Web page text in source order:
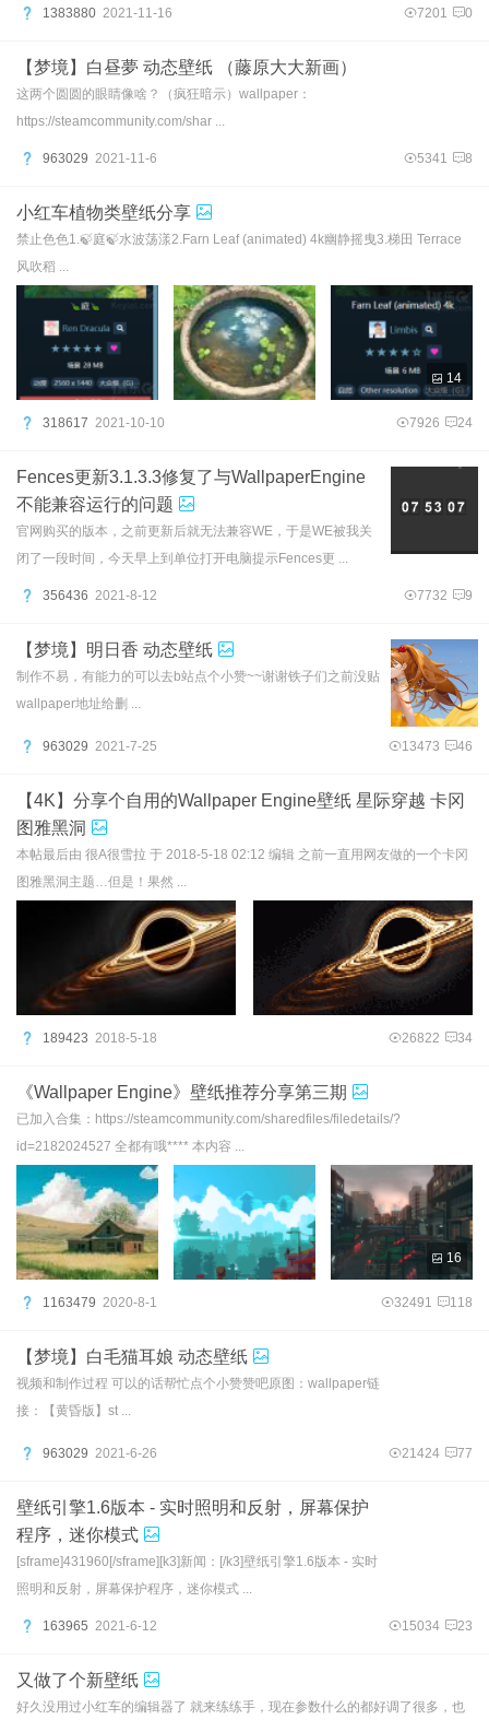
1383880 2021-11-16 7201 0
【梦境】白昼夢 动态壁纸 （藤原大大新画）
这两个圆圆的眼睛像啥？（疯狂暗示）wallpaper：
https://steamcommunity.com/shar ...
963029 2021-11-6 5341 8
小红车植物类壁纸分享
禁止色色1.🍃庭🍃水波荡漾2.Farn Leaf (animated) 4k幽静摇曳3.梯田 Terrace
风吹稻 ...
14
318617 2021-10-10 7926 24
Fences更新3.1.3.3修复了与WallpaperEngine
不能兼容运行的问题
官网购买的版本，之前更新后就无法兼容WE，于是WE被我关
闭了一段时间，今天早上到单位打开电脑提示Fences更 ...
356436 2021-8-12 7732 9
【梦境】明日香 动态壁纸
制作不易，有能力的可以去b站点个小赞~~谢谢铁子们之前没贴
wallpaper地址给删 ...
963029 2021-7-25 13473 46
【4K】分享个自用的Wallpaper Engine壁纸 星际穿越 卡冈
图雅黑洞
本帖最后由 很A很雪拉 于 2018-5-18 02:12 编辑 之前一直用网友做的一个卡冈
图雅黑洞主题…但是！果然 ...
189423 2018-5-18 26822 34
《Wallpaper Engine》壁纸推荐分享第三期
已加入合集：https://steamcommunity.com/sharedfiles/filedetails/?
id=2182024527 全都有哦**** 本内容 ...
16
1163479 2020-8-1 32491 118
【梦境】白毛猫耳娘 动态壁纸
视频和制作过程 可以的话帮忙点个小赞赞吧原图：wallpaper链
接：【黄昏版】st ...
963029 2021-6-26 21424 77
壁纸引擎1.6版本 - 实时照明和反射，屏幕保护
程序，迷你模式
[sframe]431960[/sframe][k3]新闻：[/k3]壁纸引擎1.6版本 - 实时
照明和反射，屏幕保护程序，迷你模式 ...
163965 2021-6-12 15034 23
又做了个新壁纸
好久没用过小红车的编辑器了 就来练练手，现在参数什么的都好调了很多，也